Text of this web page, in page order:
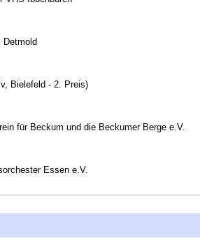
Detmold
Bielefeld - 2. Preis)
für Beckum und die Beckumer Berge e.V.
Essen e.V.